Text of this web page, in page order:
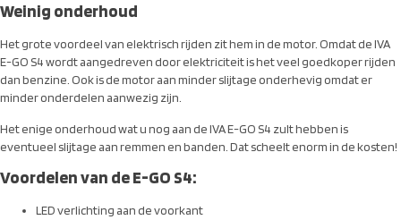
Weinig onderhoud
Het grote voordeel van elektrisch rijden zit hem in de motor. Omdat de IVA
E-GO S4 wordt aangedreven door elektriciteit is het veel goedkoper rijden
dan benzine. Ook is de motor aan minder slijtage onderhevig omdat er
minder onderdelen aanwezig zijn.
Het enige onderhoud wat u nog aan de IVA E-GO S4 zult hebben is
eventueel slijtage aan remmen en banden. Dat scheelt enorm in de kosten!
Voordelen van de E-GO S4:
LED verlichting aan de voorkant